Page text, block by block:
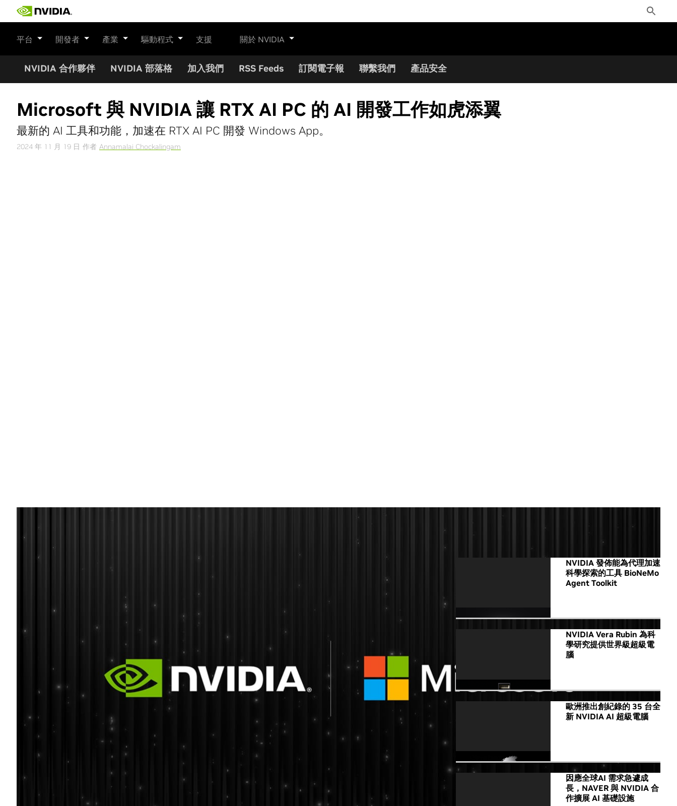
Toggle
Search
平台 開發者 產業 驅動程式 支援 關於 NVIDIA
NVIDIA 合作夥伴 NVIDIA 部落格 加入我們 RSS Feeds 訂閱電子報 聯繫我們 產品安全
Microsoft 與 NVIDIA 讓 RTX AI PC 的 AI 開發工作如虎添翼
最新的 AI 工具和功能，加速在 RTX AI PC 開發 Windows App。
2024 年 11 月 19 日 作者 Annamalai Chockalingam
Share
生成式 AI 驅動的筆記型電腦和 PC，是遊戲、內容創作、生產力與開發日新月異的推手。目前，全球有
逾 600 款 Windows App 和遊戲，在超過 1 億部
NVIDIA 與 Microsoft 在 Microsoft Ignite 大會發表的工具，協助 Windows 開發者在 RTX AI PC 快速打
造並最佳化 AI 驅動的 App，帶動本機 AI 普及化。這些新工具幫助應用程式與遊戲開發者駕馭強大的
RTX GPU，為各種應用情境加速複雜的 AI 工作流程，例如 AI 代理、App 助理與數位人。
RTX AI PC 利用多模態小型語言模型推動數位人發展
All NVIDIA News
NVIDIA 發佈能為代理加速
科學探索的工具 BioNeMo
Agent Toolkit
NVIDIA Vera Rubin 為科
學研究提供世界級超級電
腦
歐洲推出創紀錄的 35 台全
新 NVIDIA AI 超級電腦
因應全球AI 需求急遽成
長，NAVER 與 NVIDIA 合
作擴展 AI 基礎設施